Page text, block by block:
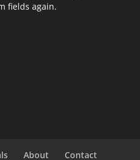
fields again.
About Contact